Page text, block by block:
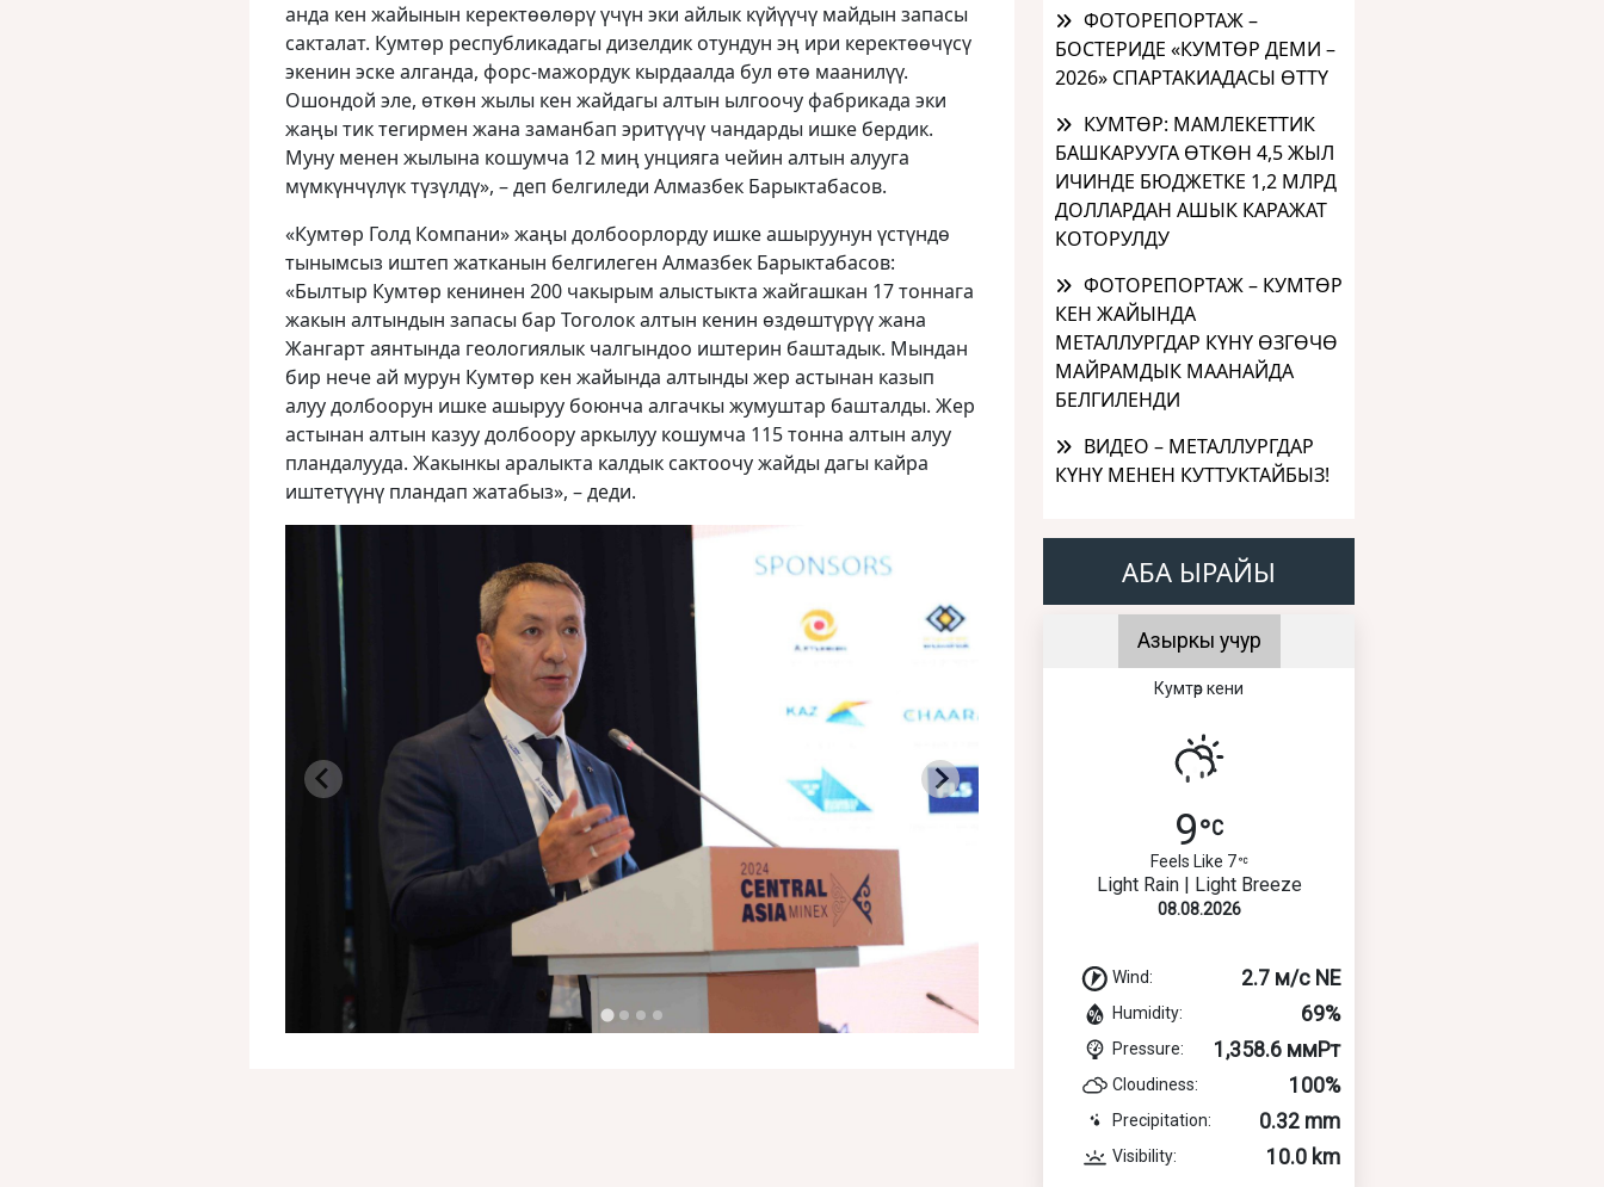
анда кен жайынын керектөөлөрү үчүн эки айлык күйүүчү майдын запасы
сакталат. Кумтөр республикадагы дизелдик отундун эң ири керектөөчүсү
экенин эске алганда, форс-мажордук кырдаалда бул өтө маанилүү.
Ошондой эле, өткөн жылы кен жайдагы алтын ылгоочу фабрикада эки
жаңы тик тегирмен жана заманбап эритүүчү чандарды ишке бердик.
Муну менен жылына кошумча 12 миң унцияга чейин алтын алууга
мүмкүнчүлүк түзүлдү», – деп белгиледи Алмазбек Барыктабасов.
«Кумтөр Голд Компани» жаңы долбоорлорду ишке ашыруунун үстүндө
тынымсыз иштеп жатканын белгилеген Алмазбек Барыктабасов:
«Былтыр Кумтөр кенинен 200 чакырым алыстыкта ​​жайгашкан 17 тоннага
жакын алтындын запасы бар Тоголок алтын кенин өздөштүрүү жана
Жангарт аянтында геологиялык чалгындоо иштерин баштадык. Мындан
бир нече ай мурун Кумтөр кен жайында алтынды жер астынан казып
алуу долбоорун ишке ашыруу боюнча алгачкы жумуштар башталды. Жер
астынан алтын казуу долбоору аркылуу кошумча 115 тонна алтын алуу
пландалууда. Жакынкы аралыкта калдык сактоочу жайды дагы кайра
иштетүүнү пландап жатабыз», – деди.
ФОТОРЕПОРТАЖ –
БОСТЕРИДЕ «КУМТӨР ДЕМИ –
2026» СПАРТАКИАДАСЫ ӨТТҮ
КУМТӨР: МАМЛЕКЕТТИК
БАШКАРУУГА ӨТКӨН 4,5 ЖЫЛ
ИЧИНДЕ БЮДЖЕТКЕ 1,2 МЛРД
ДОЛЛАРДАН АШЫК КАРАЖАТ
КОТОРУЛДУ
ФОТОРЕПОРТАЖ – КУМТӨР
КЕН ЖАЙЫНДА
МЕТАЛЛУРГДАР КҮНҮ ӨЗГӨЧӨ
МАЙРАМДЫК МААНАЙДА
БЕЛГИЛЕНДИ
ВИДЕО – МЕТАЛЛУРГДАР
КҮНҮ МЕНЕН КУТТУКТАЙБЫЗ!
АБА ЫРАЙЫ
Азыркы учур
Кумтөр кени
9
Feels Like 7
Light Rain | Light Breeze
08.08.2026
Wind: 2.7 м/с NE
Humidity: 69%
Pressure: 1,358.6 ммРт
Cloudiness: 100%
Precipitation: 0.32 mm
Visibility: 10.0 km